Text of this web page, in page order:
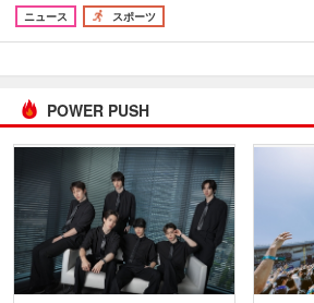
ニュース
スポーツ
POWER PUSH